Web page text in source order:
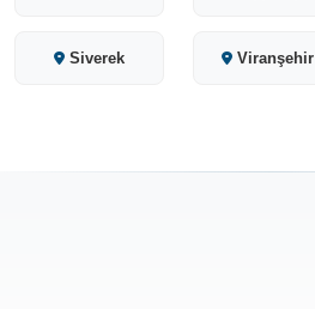
Siverek Viranşehir